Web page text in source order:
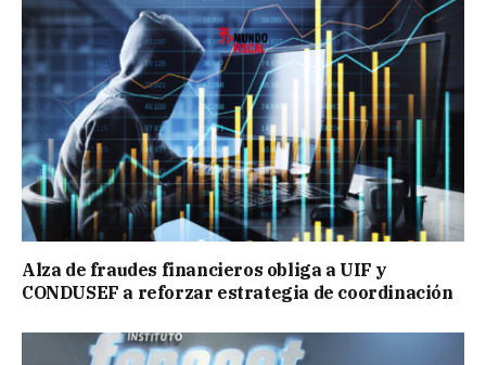
Alza de fraudes financieros obliga a UIF y
CONDUSEF a reforzar estrategia de coordinación